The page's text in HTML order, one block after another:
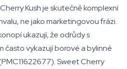
Kush je skutečně komplexní
ne jako marketingovou frázi.
ukazují, že odrůdy s
často vykazují borové a bylinné
Sweet Cherry